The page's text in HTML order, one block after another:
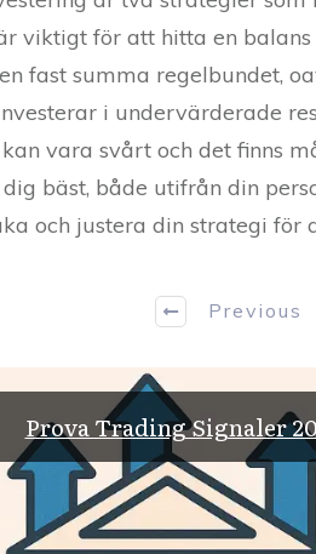
viktigt för att hitta en
fast summa regelbundet,
i undervärderade
vara svårt och det finns
bäst, både utifrån din
och justera din strategi
Previous
Prova Trading Signaler